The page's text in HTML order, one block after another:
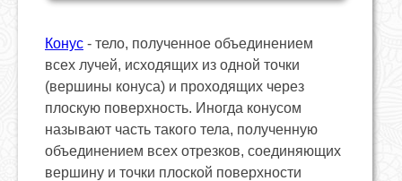
Конус - тело, полученное объединением
всех лучей, исходящих из одной точки
(вершины конуса) и проходящих через
плоскую поверхность. Иногда конусом
называют часть такого тела, полученную
объединением всех отрезков, соединяющих
вершину и точки плоской поверхности